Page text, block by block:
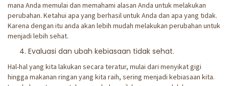
mana Anda memulai dan memahami alasan Anda untuk melakukan
perubahan. Ketahui apa yang berhasil untuk Anda dan apa yang tidak.
Karena dengan itu anda akan lebih mudah melakukan perubahan untuk
menjadi lebih sehat.
Evaluasi dan ubah kebiasaan tidak sehat.
Hal-hal yang kita lakukan secara teratur, mulai dari menyikat gigi
hingga makanan ringan yang kita raih, sering menjadi kebiasaan kita.